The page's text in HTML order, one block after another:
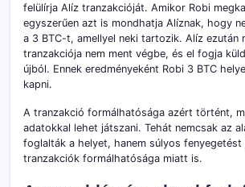
felülírja Alíz tranzakcióját. Amikor Robi
egyszerűen azt is mondhatja Alíznak, hogy
a 3 BTC-t, amellyel neki tartozik. Alíz ezután
tranzakciója nem ment végbe, és el fogja
újból. Ennek eredményeként Robi 3 BTC
kapni.
A tranzakció formálhatósága azért történt,
adatokkal lehet játszani. Tehát nemcsak az
foglalták a helyet, hanem súlyos fenyegetést
tranzakciók formálhatósága miatt is.